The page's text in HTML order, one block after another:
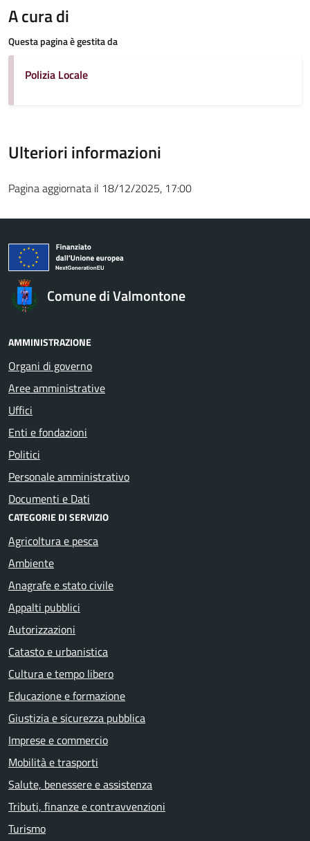
A cura di
Questa pagina è gestita da
Polizia Locale
Ulteriori informazioni
Pagina aggiornata il 18/12/2025, 17:00
Comune di Valmontone
AMMINISTRAZIONE
Organi di governo
Aree amministrative
Uffici
Enti e fondazioni
Politici
Personale amministrativo
Documenti e Dati
CATEGORIE DI SERVIZIO
Agricoltura e pesca
Ambiente
Anagrafe e stato civile
Appalti pubblici
Autorizzazioni
Catasto e urbanistica
Cultura e tempo libero
Educazione e formazione
Giustizia e sicurezza pubblica
Imprese e commercio
Mobilità e trasporti
Salute, benessere e assistenza
Tributi, finanze e contravvenzioni
Turismo